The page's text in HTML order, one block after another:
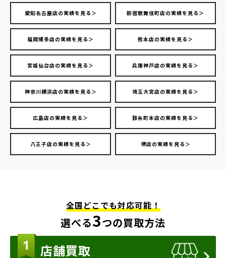
愛知名古屋店の実績を見る＞ 新宿歌舞伎町店の実績を見る＞
福岡博多店の実績を見る＞ 熊本店の実績を見る＞
宮城仙台店の実績を見る＞ 兵庫神戸店の実績を見る＞
神奈川横浜店の実績を見る＞ 埼玉大宮店の実績を見る＞
広島店の実績を見る＞ 錦糸町本店の実績を見る＞
八王子店の実績を見る＞ 堺店の実績を見る＞
全国どこでも対応可能！
選べる3つの買取方法
店舗買取